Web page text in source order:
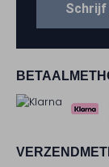
Schrijf